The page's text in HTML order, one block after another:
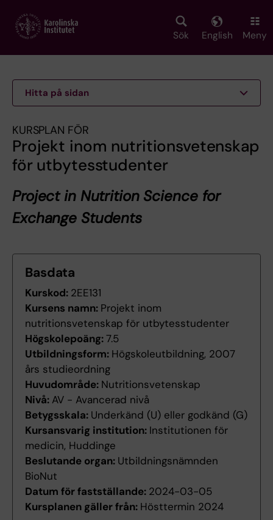
main
Sök English Meny
Hitta på sidan
KURSPLAN FÖR
Projekt inom nutritionsvetenskap
för utbytesstudenter
Project in Nutrition Science for
Exchange Students
Basdata
Kurskod: 2EE131
Kursens namn: Projekt inom
nutritionsvetenskap för utbytesstudenter
Högskolepoäng:7.5
Utbildningsform: Högskoleutbildning, 2007
års studieordning
Huvudområde: Nutritionsvetenskap
Nivå: AV - Avancerad nivå
Betygsskala: Underkänd (U) eller godkänd (G)
Kursansvarig institution: Institutionen för
medicin, Huddinge
Beslutande organ: Utbildningsnämnden
BioNut
Datum för fastställande: 2024-03-05
Kursplanen gäller från: Hösttermin 2024